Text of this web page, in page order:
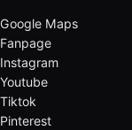
Google Maps
Fanpage
Instagram
Youtube
Tiktok
Pinterest